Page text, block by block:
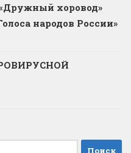
хоровод»
народов России»